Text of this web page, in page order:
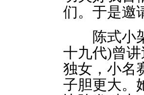
们。于是邀
陈式小架
十九代)曾
独女，小名
子胆更大。